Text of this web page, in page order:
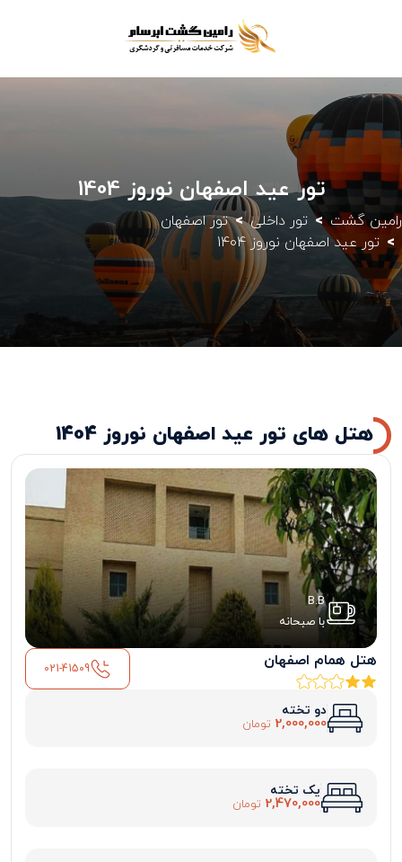
تور عید اصفهان نوروز 1404
رامین گشت تور داخلی
تور اصفهان
تور عید اصفهان نوروز 1404
هتل های تور عید اصفهان نوروز 1404
B.B
با صبحانه
هتل همام اصفهان 021-41509
دو تخته
2,000,000 تومان
یک تخته
2,470,000 تومان